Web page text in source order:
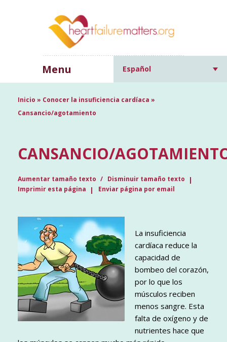
Menu Español
Inicio » Conocer la insuficiencia cardíaca »
Cansancio/agotamiento
CANSANCIO/
Aumentar tamaño texto
Disminuir tamaño texto
Imprimir esta página
Enviar página por email
La insuficiencia
cardíaca reduce la
capacidad de
bombeo del corazón,
por lo que los
músculos reciben
menos sangre. Esta
falta de oxígeno y de
nutrientes hace que